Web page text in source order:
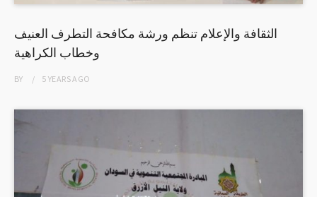
الثقافة والإعلام تنظم ورشة مكافحة التطرف العنيف
وخطاب الكراهية
BY 5 YEARSAGO